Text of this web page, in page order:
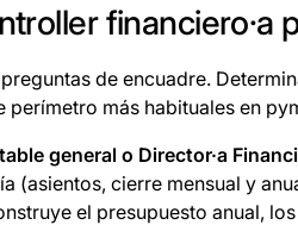
financiero·a
de encuadre.
más habituales en
general o Director·a
(asientos, cierre mensual y
el presupuesto anual,